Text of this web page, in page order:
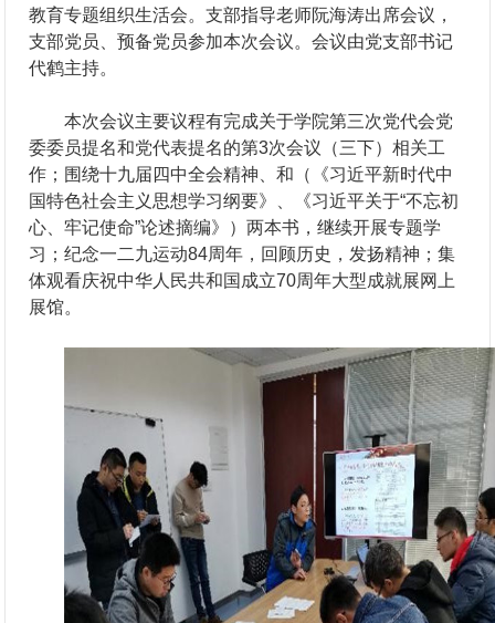
教育专题组织生活会。支部指导老师阮海涛出席会议，
支部党员、预备党员参加本次会议。会议由党支部书记
代鹤主持。
本次会议主要议程有完成关于学院第三次党代会党
委委员提名和党代表提名的第3次会议（三下）相关工
作；围绕十九届四中全会精神、和（《习近平新时代中
国特色社会主义思想学习纲要》、《习近平关于“不忘初
心、牢记使命”论述摘编》）两本书，继续开展专题学
习；纪念一二九运动84周年，回顾历史，发扬精神；集
体观看庆祝中华人民共和国成立70周年大型成就展网上
展馆。